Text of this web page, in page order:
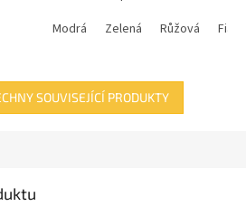
Modrá
Zelená Růžová
SOUVISEJÍCÍ PRODUKTY